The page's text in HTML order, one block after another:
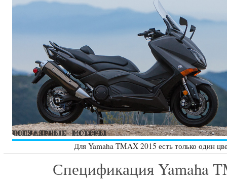
Для Yamaha TMAX 2015 есть только один
Спецификация Yamaha